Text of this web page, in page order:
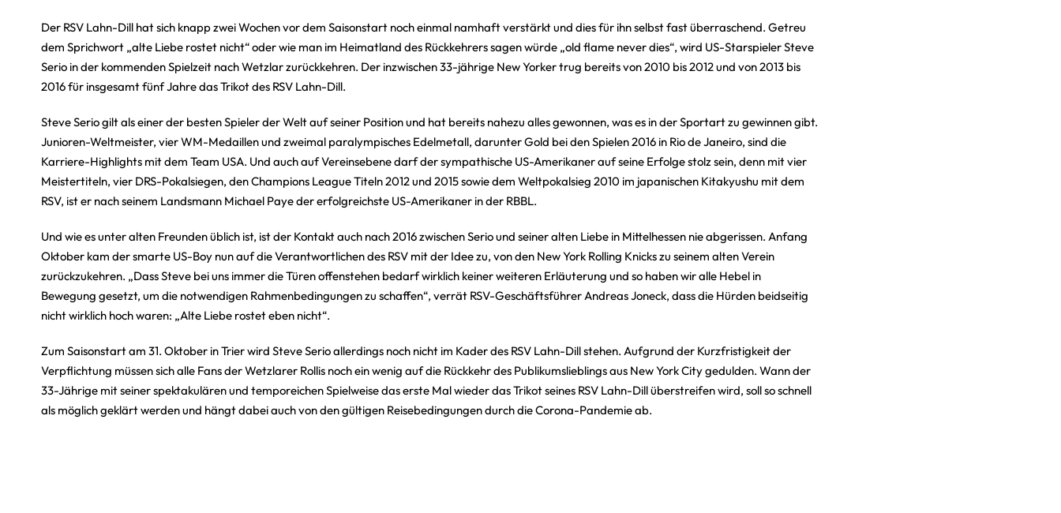
Der RSV Lahn-Dill hat sich knapp zwei Wochen vor dem Saisonstart noch einmal namhaft verstärkt und dies für ihn selbst fast überraschend. Getreu
dem Sprichwort „alte Liebe rostet nicht“ oder wie man im Heimatland des Rückkehrers sagen würde „old flame never dies“, wird US-Starspieler Steve
Serio in der kommenden Spielzeit nach Wetzlar zurückkehren. Der inzwischen 33-jährige New Yorker trug bereits von 2010 bis 2012 und von 2013 bis
2016 für insgesamt fünf Jahre das Trikot des RSV Lahn-Dill.
Steve Serio gilt als einer der besten Spieler der Welt auf seiner Position und hat bereits nahezu alles gewonnen, was es in der Sportart zu gewinnen gibt.
Junioren-Weltmeister, vier WM-Medaillen und zweimal paralympisches Edelmetall, darunter Gold bei den Spielen 2016 in Rio de Janeiro, sind die
Karriere-Highlights mit dem Team USA. Und auch auf Vereinsebene darf der sympathische US-Amerikaner auf seine Erfolge stolz sein, denn mit vier
Meistertiteln, vier DRS-Pokalsiegen, den Champions League Titeln 2012 und 2015 sowie dem Weltpokalsieg 2010 im japanischen Kitakyushu mit dem
RSV, ist er nach seinem Landsmann Michael Paye der erfolgreichste US-Amerikaner in der RBBL.
Und wie es unter alten Freunden üblich ist, ist der Kontakt auch nach 2016 zwischen Serio und seiner alten Liebe in Mittelhessen nie abgerissen. Anfang
Oktober kam der smarte US-Boy nun auf die Verantwortlichen des RSV mit der Idee zu, von den New York Rolling Knicks zu seinem alten Verein
zurückzukehren. „Dass Steve bei uns immer die Türen offenstehen bedarf wirklich keiner weiteren Erläuterung und so haben wir alle Hebel in
Bewegung gesetzt, um die notwendigen Rahmenbedingungen zu schaffen“, verrät RSV-Geschäftsführer Andreas Joneck, dass die Hürden beidseitig
nicht wirklich hoch waren: „Alte Liebe rostet eben nicht“.
Zum Saisonstart am 31. Oktober in Trier wird Steve Serio allerdings noch nicht im Kader des RSV Lahn-Dill stehen. Aufgrund der Kurzfristigkeit der
Verpflichtung müssen sich alle Fans der Wetzlarer Rollis noch ein wenig auf die Rückkehr des Publikumslieblings aus New York City gedulden. Wann der
33-Jährige mit seiner spektakulären und temporeichen Spielweise das erste Mal wieder das Trikot seines RSV Lahn-Dill überstreifen wird, soll so schnell
als möglich geklärt werden und hängt dabei auch von den gültigen Reisebedingungen durch die Corona-Pandemie ab.